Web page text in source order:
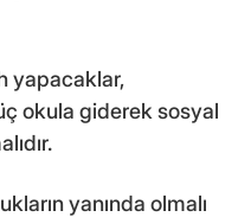
yapacaklar,
okula giderek sosyal
yanında olmalı